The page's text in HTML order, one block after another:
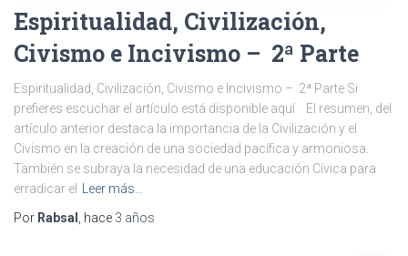
Espiritualidad, Civilización,
Civismo e Incivismo – 2ª Parte
Espiritualidad, Civilización, Civismo e Incivismo – 2ª Parte Si
prefieres escuchar el artículo está disponible aquí El resumen, del
artículo anterior destaca la importancia de la Civilización y el
Civismo en la creación de una sociedad pacífica y armoniosa.
También se subraya la necesidad de una educación Cívica para
erradicar el Leer más…
Por Rabsal , hace 3 años